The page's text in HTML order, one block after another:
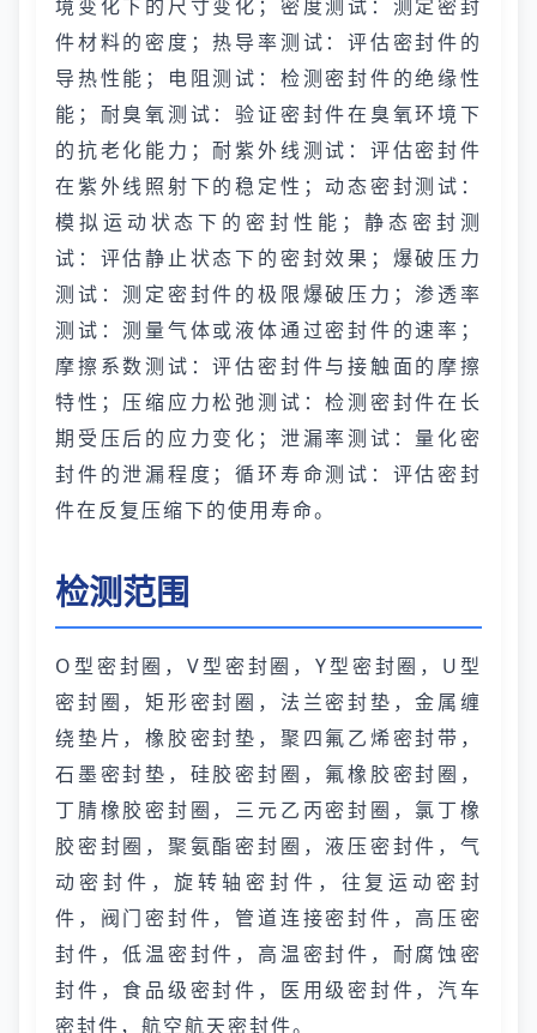
境变化下的尺寸变化；密度测试：测定密封
件材料的密度；热导率测试：评估密封件的
导热性能；电阻测试：检测密封件的绝缘性
能；耐臭氧测试：验证密封件在臭氧环境下
的抗老化能力；耐紫外线测试：评估密封件
在紫外线照射下的稳定性；动态密封测试：
模拟运动状态下的密封性能；静态密封测
试：评估静止状态下的密封效果；爆破压力
测试：测定密封件的极限爆破压力；渗透率
测试：测量气体或液体通过密封件的速率；
摩擦系数测试：评估密封件与接触面的摩擦
特性；压缩应力松弛测试：检测密封件在长
期受压后的应力变化；泄漏率测试：量化密
封件的泄漏程度；循环寿命测试：评估密封
件在反复压缩下的使用寿命。
检测范围
O型密封圈，V型密封圈，Y型密封圈，U型
密封圈，矩形密封圈，法兰密封垫，金属缠
绕垫片，橡胶密封垫，聚四氟乙烯密封带，
石墨密封垫，硅胶密封圈，氟橡胶密封圈，
丁腈橡胶密封圈，三元乙丙密封圈，氯丁橡
胶密封圈，聚氨酯密封圈，液压密封件，气
动密封件，旋转轴密封件，往复运动密封
件，阀门密封件，管道连接密封件，高压密
封件，低温密封件，高温密封件，耐腐蚀密
封件，食品级密封件，医用级密封件，汽车
密封件，航空航天密封件。